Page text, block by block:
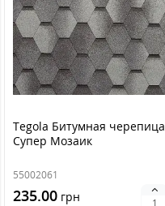
Tegola Битумная черепица
Супер Мозаик
55002061
235.00 грн